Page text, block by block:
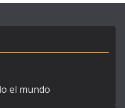
el mundo